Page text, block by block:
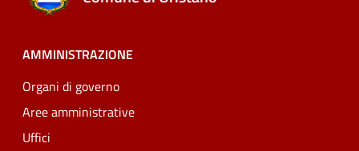
AMMINISTRAZIONE
Organi di governo
Aree amministrative
Uffici